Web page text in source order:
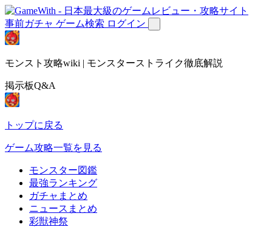
事前ガチャ ゲーム検索 ログイン
モンスト攻略wiki | モンスターストライク徹底解説
掲示板Q&A
トップに戻る
ゲーム攻略一覧を見る
モンスター図鑑
最強ランキング
ガチャまとめ
ニュースまとめ
彩獣神祭